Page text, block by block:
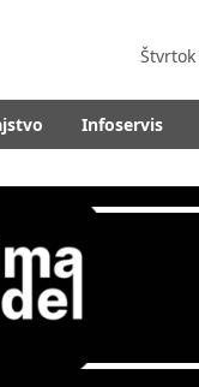
Štvrtok
Infoservis